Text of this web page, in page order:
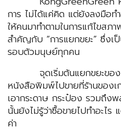
การ ไม่ได้แค่คิด แต่ยังลงมือท
ให้คนมาทำตามในการแก้ไขสภ
สำคัญกับ “การแยกขยะ” ซึ่งเ
รอบตัวมนุษย์ทุกคน
จุดเริ่มต้นแยกขยะของผู้
หนังสือพิมพ์ไปขายที่ร้านของเ
เอากระดาษ กระป๋อง รวมถึง
นั้นยังไม่รู้ว่าซื้อขายไปทำอะไร
ค่า